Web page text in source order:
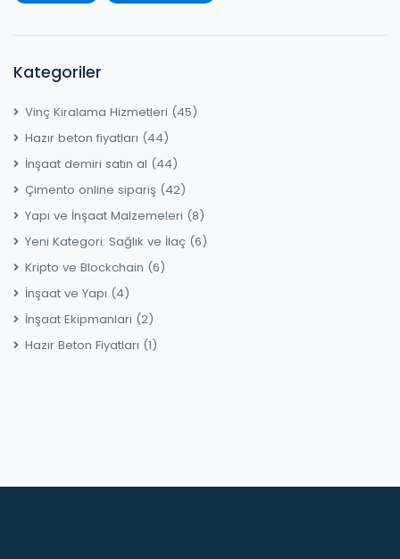
Kategoriler
Vinç Kiralama Hizmetleri (45)
Hazır beton fiyatları (44)
İnşaat demiri satın al (44)
Çimento online sipariş (42)
Yapı ve İnşaat Malzemeleri (8)
Yeni Kategori: Sağlık ve İlaç (6)
Kripto ve Blockchain (6)
İnşaat ve Yapı (4)
İnşaat Ekipmanları (2)
Hazır Beton Fiyatları (1)